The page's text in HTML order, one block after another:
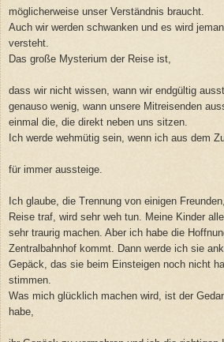
möglicherweise unser Verständnis braucht.
Auch wir werden schwanken und es wird
versteht.
Das große Mysterium der Reise ist,
dass wir nicht wissen, wann wir endgültig
genauso wenig, wann unsere Mitreisenden
einmal die, die direkt neben uns sitzen.
Ich werde wehmütig sein, wenn ich aus dem
für immer aussteige.
Ich glaube, die Trennung von einigen
Reise traf, wird sehr weh tun. Meine Kinder
sehr traurig machen. Aber ich habe die
Zentralbahnhof kommt. Dann werde ich sie
Gepäck, das sie beim Einsteigen noch nicht
stimmen.
Was mich glücklich machen wird, ist der
habe,